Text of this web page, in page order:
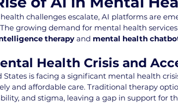
challenges escalate, AI platforms are
growing demand for mental health services
therapy and mental health
Health Crisis and
States is facing a significant mental health
and affordable care. Traditional therapy
and stigma, leaving a gap in support for